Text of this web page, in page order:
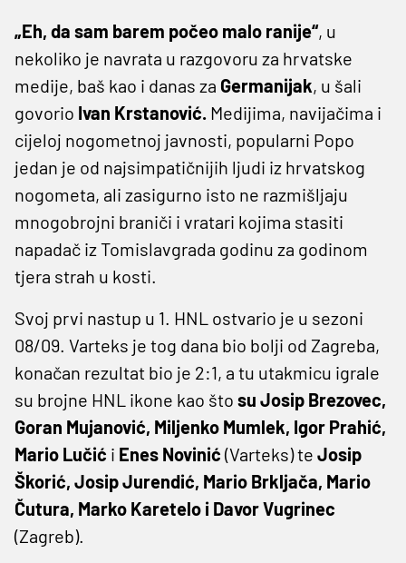
„Eh, da sam barem počeo malo ranije“, u
nekoliko je navrata u razgovoru za hrvatske
medije, baš kao i danas za Germanijak, u šali
govorio Ivan Krstanović. Medijima, navijačima i
cijeloj nogometnoj javnosti, popularni Popo
jedan je od najsimpatičnijih ljudi iz hrvatskog
nogometa, ali zasigurno isto ne razmišljaju
mnogobrojni braniči i vratari kojima stasiti
napadač iz Tomislavgrada godinu za godinom
tjera strah u kosti.
Svoj prvi nastup u 1. HNL ostvario je u sezoni
08/09. Varteks je tog dana bio bolji od Zagreba,
konačan rezultat bio je 2:1, a tu utakmicu igrale
su brojne HNL ikone kao što su Josip Brezovec,
Goran Mujanović, Miljenko Mumlek, Igor Prahić,
Mario Lučić i Enes Novinić (Varteks) te Josip
Škorić, Josip Jurendić, Mario Brkljača, Mario
Čutura, Marko Karetelo i Davor Vugrinec
(Zagreb).